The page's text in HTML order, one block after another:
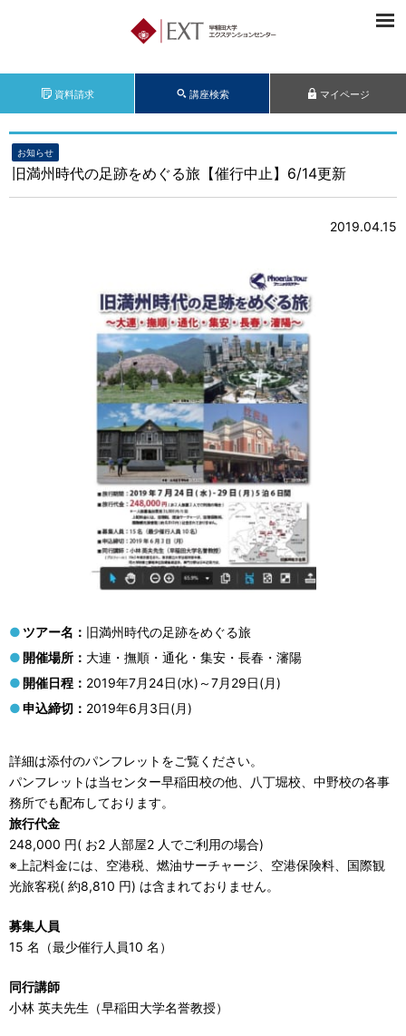
資料請求 講座検索 マイページ
お知らせ
旧満州時代の足跡をめぐる旅【催行中止】6/14更新
2019.04.15
ツアー名： 旧満州時代の足跡をめぐる旅
開催場所： 大連・撫順・通化・集安・長春・瀋陽
開催日程： 2019年7月24日(水)～7月29日(月)
申込締切： 2019年6月3日(月)
詳細は添付のパンフレットをご覧ください。
パンフレットは当センター早稲⽥校の他、⼋丁堀校、中野校の各事
務所でも配布しております。
旅行代金
248,000 円( お2 人部屋2 人でご利用の場合)
※上記料金には、空港税、燃油サーチャージ、空港保険料、国際観
光旅客税( 約8,810 円) は含まれておりません。
募集人員
15 名（最少催行人員10 名）
同行講師
小林 英夫先生（早稲田大学名誉教授）